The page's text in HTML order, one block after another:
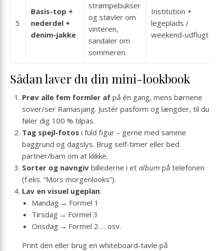
5
Basis-top +
nederdel +
denim-jakke
strømpebukser
og støvler om
vinteren,
sandaler om
sommeren.
Institution +
legeplads /
weekend-udflugt
Sådan laver du din mini-lookbook
Prøv alle fem formler af på én gang, mens børnene
sover/ser Ramasjang. Justér pasform og længder, til du
føler dig 100 % tilpas.
Tag spejl-fotos i fuld figur – gerne med samme
baggrund og dagslys. Brug self-timer eller bed
partner/barn om at klikke.
Sorter og navngiv billederne i et album på telefonen
(f.eks. “Mors morgenlooks”).
Lav en visuel ugeplan:
Mandag → Formel 1
Tirsdag → Formel 3
Onsdag → Formel 2 … osv.
Print den eller brug en whiteboard-tavle på